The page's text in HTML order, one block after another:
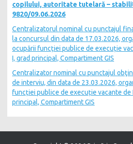
copilului, autoritate tutelară –
9820/09.06.2026
Centralizatorul nominal cu punctajul
la concursul din data de 17.03.2026,
ocupării funcției publice de execuție
I, grad principal, Compartiment GIS
Centralizator nominal cu punctajul
de interviu, din data de 23.03.2026,
funcției publice de execuție vacante de
principal, Compartiment GIS